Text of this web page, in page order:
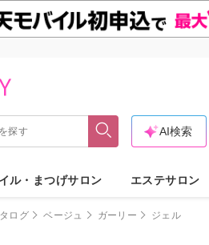
AI検索
ル・まつげサロン エステサロン
ログ ベージュ ガーリー ジェル